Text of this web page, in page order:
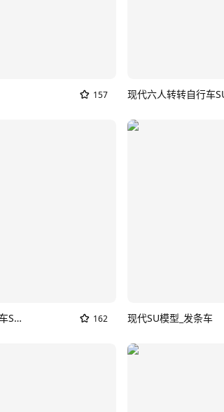
157 现代六人转转自行车
儿童玩具车扭扭车自行车滑行车SU模型 162 现代SU模型_发条车